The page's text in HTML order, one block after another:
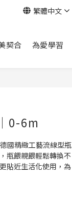
繁體中文
契合 為愛學習
0-6m
國精緻工藝流線型瓶
瓶餵親餵輕鬆轉換不
貼近生活化使用，為